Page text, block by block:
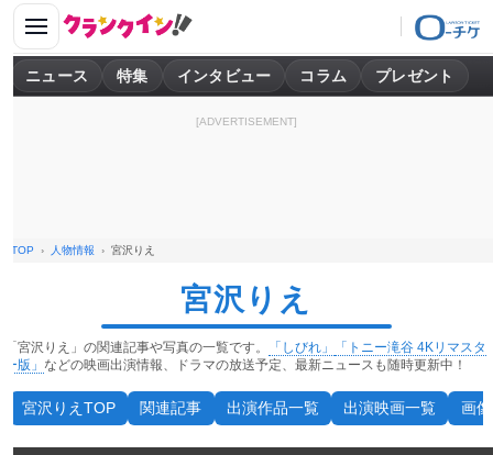
ニュース 特集 インタビュー コラム プレゼント
[ADVERTISEMENT]
TOP 人物情報 宮沢りえ
宮沢りえ
「宮沢りえ」の関連記事や写真の一覧です。 「しびれ」
「トニー滝谷 4Kリマスタ
ー版」 などの映画出演情報、ドラマの放送予定、最新ニュースも随時更新中！
宮沢りえTOP 関連記事 出演作品一覧 出演映画一覧 画